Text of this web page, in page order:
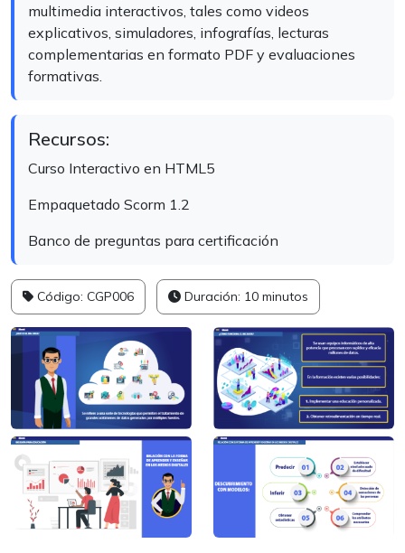
multimedia interactivos, tales como videos
explicativos, simuladores, infografías, lecturas
complementarias en formato PDF y evaluaciones
formativas.
Recursos:
Curso Interactivo en HTML5
Empaquetado Scorm 1.2
Banco de preguntas para certificación
Código: CGP006 Duración: 10 minutos